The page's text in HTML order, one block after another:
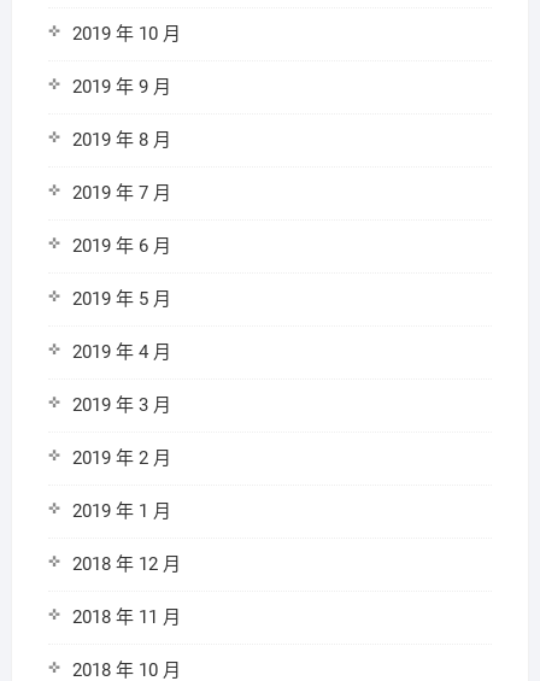
2019 年 10 月
2019 年 9 月
2019 年 8 月
2019 年 7 月
2019 年 6 月
2019 年 5 月
2019 年 4 月
2019 年 3 月
2019 年 2 月
2019 年 1 月
2018 年 12 月
2018 年 11 月
2018 年 10 月